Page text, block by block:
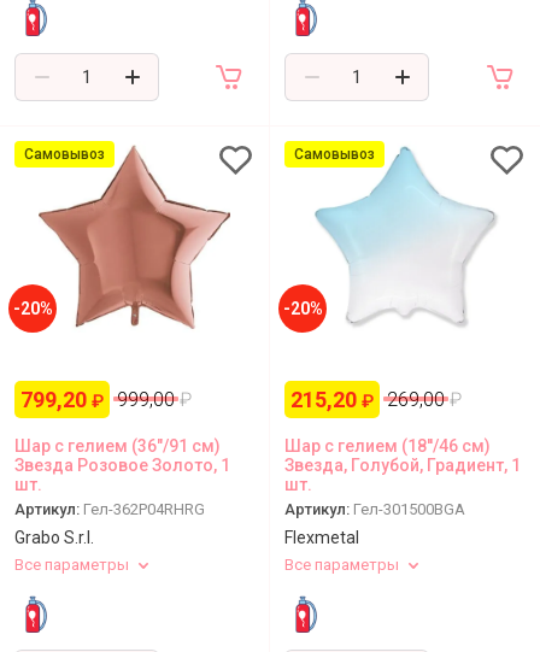
Самовывоз
-20%
799,20 ₽ 999,00 ₽
Шар с гелием (36"/91 см)
Звезда Розовое Золото, 1
шт.
Артикул: Гел-362P04RHRG
Grabo S.r.l.
Все параметры
Самовывоз
-20%
215,20 ₽ 269,00 ₽
Шар с гелием (18''/46 см)
Звезда, Голубой, Градиент, 1
шт.
Артикул: Гел-301500BGA
Flexmetal
Все параметры